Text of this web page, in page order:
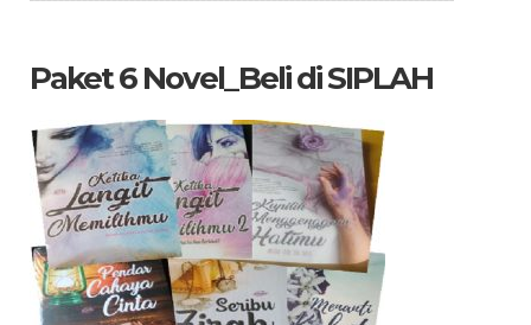
Paket 6 Novel_Beli di SIPLAH